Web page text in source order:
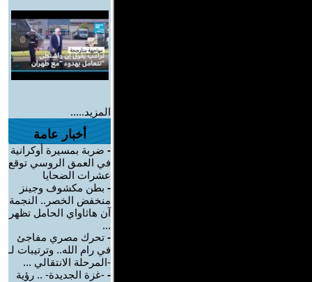
المزيد.....
أخبار عامة
- ضربة بمسيرة أوكرانية
في العمق الروسي توقع
عشرات الضحايا
- بطن مكشوف وجينز
منخفض الخصر.. النجمة
آن هاثاواي الحامل تظهر
...
- تحرك مصري مفاجئ
في رام الله.. وترتيبات لـ
-المرحلة الانتقالي ...
- -غزة الجديدة- .. رؤية